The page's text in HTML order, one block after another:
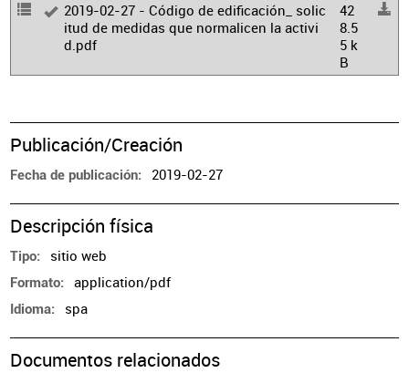
2019-02-27 - Código de edificación_ solic
itud de medidas que normalicen la activi
d.pdf
42
8.5
5 k
B
Publicación/Creación
Fecha de publicación 2019-02-27
Descripción física
Tipo sitio web
Formato application/pdf
Idioma spa
Documentos relacionados